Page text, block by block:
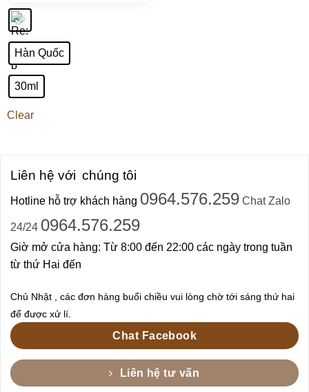
Hàn Quốc
30ml
Clear
Liên hệ với chúng tôi
Hotline hỗ trợ khách hàng 0964.576.259Chat Zalo
24/24 0964.576.259
Giờ mở cửa hàng: Từ 8:00 đến 22:00 các ngày trong tuần
từ thứ Hai đến
Chủ Nhật , các đơn hàng buổi chiều vui lòng chờ tới sáng thứ hai
để được xử lí.
Chat Facebook
Liên hệ tư vấn